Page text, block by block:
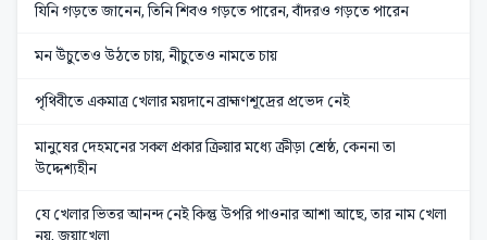
যিনি গড়তে জানেন, তিনি শিবও গড়তে পারেন, বাঁদরও গড়তে পারেন
মন উঁচুতেও উঠতে চায়, নীচুতেও নামতে চায়
পৃথিবীতে একমাত্র খেলার ময়দানে ব্রাহ্মণশূদ্রের প্রভেদ নেই
মানুষের দেহমনের সকল প্রকার ক্রিয়ার মধ্যে ক্রীড়া শ্রেষ্ঠ, কেননা তা
উদ্দেশ্যহীন
যে খেলার ভিতর আনন্দ নেই কিন্তু উপরি পাওনার আশা আছে, তার নাম খেলা
নয়, জুয়াখেলা